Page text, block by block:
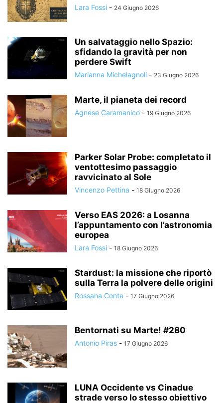
Lara Fossi - 24 Giugno 2026
Un salvataggio nello Spazio:
sfidando la gravità per non
perdere Swift
Marianna Michelagnoli - 23 Giugno 2026
Marte, il pianeta dei record
Agnese Caramanico - 19 Giugno 2026
Parker Solar Probe: completato il
ventottesimo passaggio
ravvicinato al Sole
Vincenzo Pettina - 18 Giugno 2026
Verso EAS 2026: a Losanna
l’appuntamento con l’astronomia
europea
Lara Fossi - 18 Giugno 2026
Stardust: la missione che riportò
sulla Terra la polvere delle origini
Rossana Conte - 17 Giugno 2026
Bentornati su Marte! #280
Antonio Piras - 17 Giugno 2026
LUNA Occidente vs Cinadue
strade verso lo stesso obiettivo